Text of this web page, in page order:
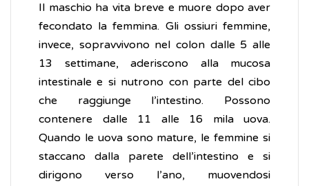
Il maschio ha vita breve e muore dopo aver
fecondato la femmina. Gli ossiuri femmine,
invece, sopravvivono nel colon dalle 5 alle
13 settimane, aderiscono alla mucosa
intestinale e si nutrono con parte del cibo
che raggiunge l’intestino. Possono
contenere dalle 11 alle 16 mila uova.
Quando le uova sono mature, le femmine si
staccano dalla parete dell’intestino e si
dirigono verso l’ano, muovendosi